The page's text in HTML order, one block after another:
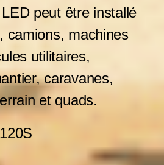
peut être installé
camions, machines
utilitaires,
caravanes,
et quads.